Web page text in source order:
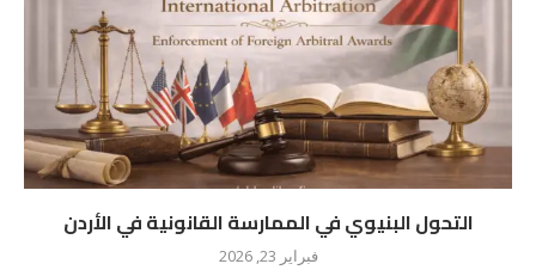
التحول البنيوي في الممارسة القانونية في الأردن
فبراير 23, 2026